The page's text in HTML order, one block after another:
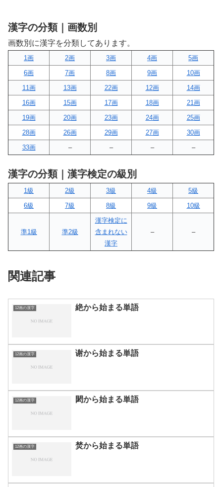
漢字の分類｜画数別
画数別に漢字を分類してあります。
1画 2画 3画 4画
5画
6画
7画 8画 9画
10画
11画
13画 22画 12画
14画
16画
15画 17画 18画
21画
19画
20画 23画 24画
25画
28画
26画 29画 27画
30画
33画
– – – –
漢字の分類｜漢字検定の級別
1級 2級 3級 4級
5級
6級
7級 8級 9級 10級
準1級 準2級
漢字検定に
含まれない
漢字
– –
関連記事
12画の漢字 絶から始まる単語
12画の漢字 谢から始まる単語
12画の漢字 閎から始まる単語
12画の漢字 焚から始まる単語